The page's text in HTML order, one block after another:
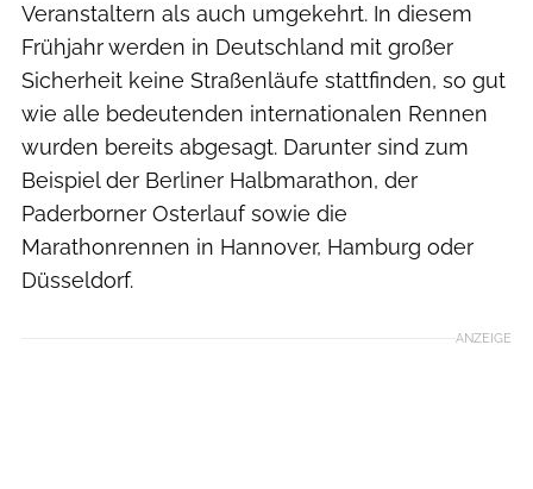
Veranstaltern als auch umgekehrt. In diesem
Frühjahr werden in Deutschland mit großer
Sicherheit keine Straßenläufe stattfinden, so gut
wie alle bedeutenden internationalen Rennen
wurden bereits abgesagt. Darunter sind zum
Beispiel der Berliner Halbmarathon, der
Paderborner Osterlauf sowie die
Marathonrennen in Hannover, Hamburg oder
Düsseldorf.
ANZEIGE